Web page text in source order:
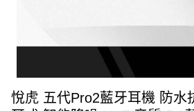
悅虎 五代Pro2藍牙耳機 防水